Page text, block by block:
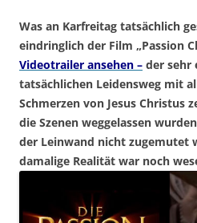
Was an Karfreitag tatsächlich
eindringlich der Film „Passion
Videotrailer ansehen – der sehr
tatsächlichen Leidensweg mit
Schmerzen von Jesus Christus
die Szenen weggelassen
der Leinwand nicht zugemutet
damalige Realität war noch